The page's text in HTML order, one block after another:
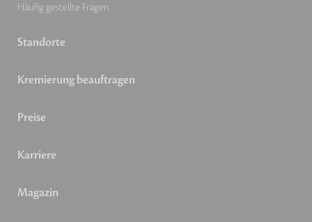
Häufig gestellte Fragen
Standorte
Kremierung beauftragen
Preise
Karriere
Magazin